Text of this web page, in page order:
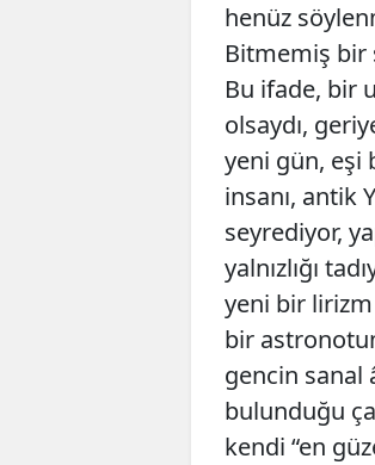
henüz
Bitmemiş bir
Bu ifade, bir
olsaydı,
yeni gün, eşi
insanı, antik
seyrediyor,
yalnızlığı
yeni bir
bir
gencin sanal
bulunduğu
kendi “en